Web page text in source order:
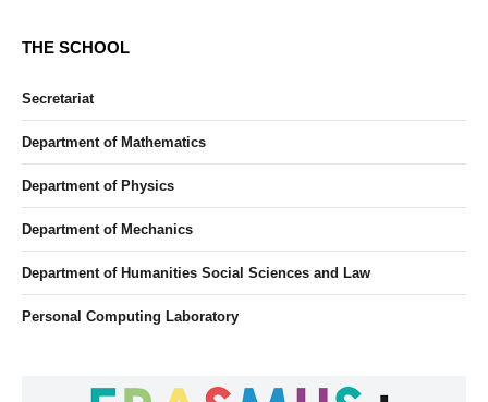
THE SCHOOL
Secretariat
Department of Mathematics
Department of Physics
Department of Mechanics
Department of Humanities Social Sciences and Law
Personal Computing Laboratory